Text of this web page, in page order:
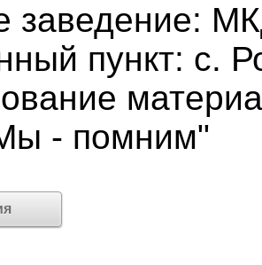
заведение:
пункт: с.
- помним"